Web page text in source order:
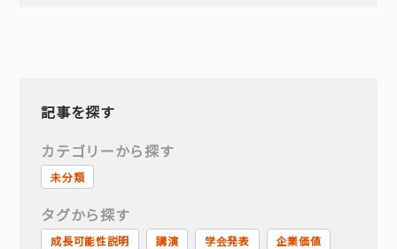
記事を探す
カテゴリーから探す
未分類
タグから探す
成長可能性説明 講演 学会発表
企業価値